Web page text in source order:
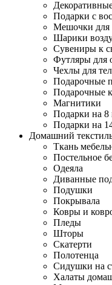
Подарки с
Мешочки для
Шарики
Сувениры к
Футляры для
Чехлы для
Подарочные
Подарочные
Магнитики
Подарки на 8
Подарки на
Домашний
Ткань
Постельное
Одеяла
Диванные
Подушки
Покрывала
Ковры и
Пледы
Шторы
Скатерти
Полотенца
Сидушки на
Халаты